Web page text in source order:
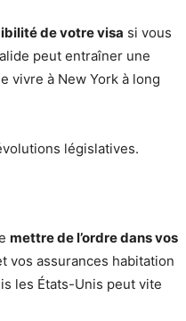
de votre visa si vous
peut entraîner une
vivre à New York à long
législatives.
mettre de l’ordre dans vos
vos assurances habitation
les États-Unis peut vite